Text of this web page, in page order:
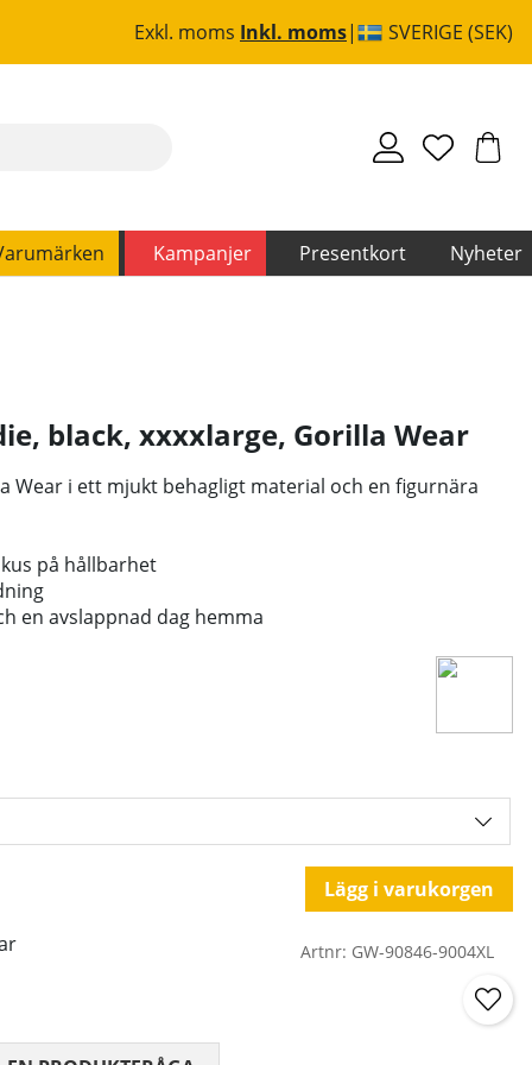
Exkl. moms Inkl. moms SVERIGE (SEK)
Kampanjer Presentkort Nyheter
black, xxxxlarge, Gorilla Wear
Wear i ett mjukt behagligt material och en figurnära
på hållbarhet
en avslappnad dag hemma
Lägg i varukorgen
Artnr: GW-90846-9004XL